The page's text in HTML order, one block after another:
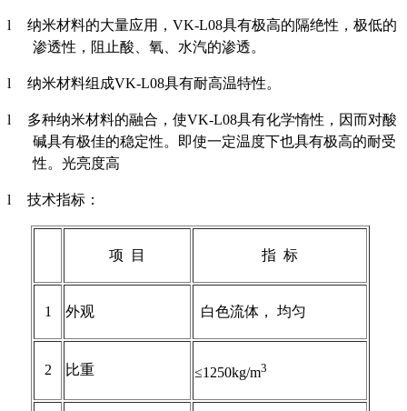
l 纳米材料的大量应用， VK-L08具有极高的隔绝性，极低的
渗透性，阻止酸、氧、水汽的渗透。
l 纳米材料组成VK-L08具有耐高温特性。
l 多种纳米材料的融合，使VK-L08具有化学惰性，因而对酸
碱具有极佳的稳定性。即使一定温度下也具有极高的耐受
性。光亮度高
l 技术指标：
项 目 指 标
1 外观 白色流体， 均匀
2 比重 ≤1250kg/m3